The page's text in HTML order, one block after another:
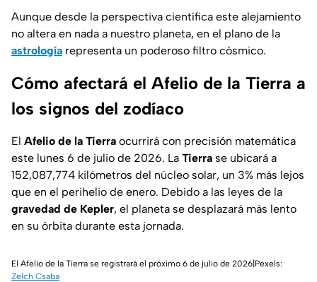
Aunque desde la perspectiva científica este alejamiento
no altera en nada a nuestro planeta, en el plano de la
astrología representa un poderoso filtro cósmico.
Cómo afectará el Afelio de la Tierra a
los signos del zodíaco
El Afelio de la Tierra ocurrirá con precisión matemática
este lunes 6 de julio de 2026. La Tierra se ubicará a
152,087,774 kilómetros del núcleo solar, un 3% más lejos
que en el perihelio de enero. Debido a las leyes de la
gravedad de Kepler, el planeta se desplazará más lento
en su órbita durante esta jornada.
El Afelio de la Tierra se registrará el próximo 6 de julio de 2026|Pexels:
Zelch Csaba